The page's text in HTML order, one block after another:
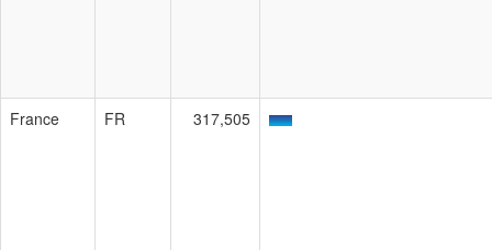
France FR 317,505